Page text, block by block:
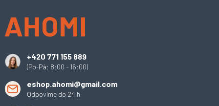
+420 771 155 889
(Po-Pá: 8:00 - 16:00)
eshop.ahomi@gmail.com
Odpovíme do 24 h